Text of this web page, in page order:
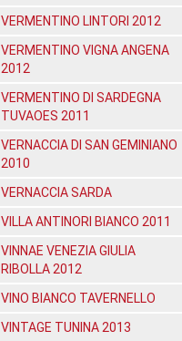
VERMENTINO LINTORI 2012
VERMENTINO VIGNA ANGENA
2012
VERMENTINO DI SARDEGNA
TUVAOES 2011
VERNACCIA DI SAN GEMINIANO
2010
VERNACCIA SARDA
VILLA ANTINORI BIANCO 2011
VINNAE VENEZIA GIULIA
RIBOLLA 2012
VINO BIANCO TAVERNELLO
VINTAGE TUNINA 2013